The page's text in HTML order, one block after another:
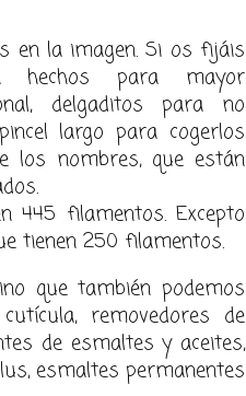
en la imagen. Si os fijáis
hechos para mayor
delgaditos para no
largo para cogerlos
los nombres, que están
445 filamentos. Excepto
tienen 250 filamentos.
que también podemos
removedores de
de esmaltes y aceites,
esmaltes permanentes